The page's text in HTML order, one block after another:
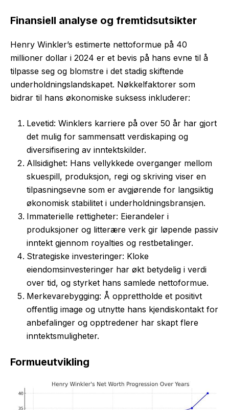
Finansiell analyse og fremtidsutsikter
Henry Winkler’s estimerte nettoformue på 40
millioner dollar i 2024 er et bevis på hans evne til å
tilpasse seg og blomstre i det stadig skiftende
underholdningslandskapet. Nøkkelfaktorer som
bidrar til hans økonomiske suksess inkluderer:
Levetid: Winklers karriere på over 50 år har gjort
det mulig for sammensatt verdiskaping og
diversifisering av inntektskilder.
Allsidighet: Hans vellykkede overganger mellom
skuespill, produksjon, regi og skriving viser en
tilpasningsevne som er avgjørende for langsiktig
økonomisk stabilitet i underholdningsbransjen.
Immaterielle rettigheter: Eierandeler i
produksjoner og litterære verk gir løpende passiv
inntekt gjennom royalties og restbetalinger.
Strategiske investeringer: Kloke
eiendomsinvesteringer har økt betydelig i verdi
over tid, og styrket hans samlede nettoformue.
Merkevarebygging: Å opprettholde et positivt
offentlig image og utnytte hans kjendiskontakt for
anbefalinger og opptredener har skapt flere
inntektsmuligheter.
Formueutvikling